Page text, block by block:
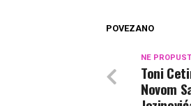
POVEZANO
NE
Toni
Novom